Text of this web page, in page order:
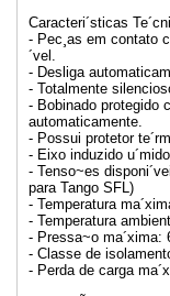
Caracteri´sticas
- Pec¸as em contato
´vel.
- Desliga
- Totalmente
- Bobinado protegido
automaticamente.
- Possui protetor
- Eixo induzido
- Tenso~es
para Tango SFL)
- Temperatura
- Temperatura
- Pressa~o ma´xima:
- Classe de
- Perda de carga